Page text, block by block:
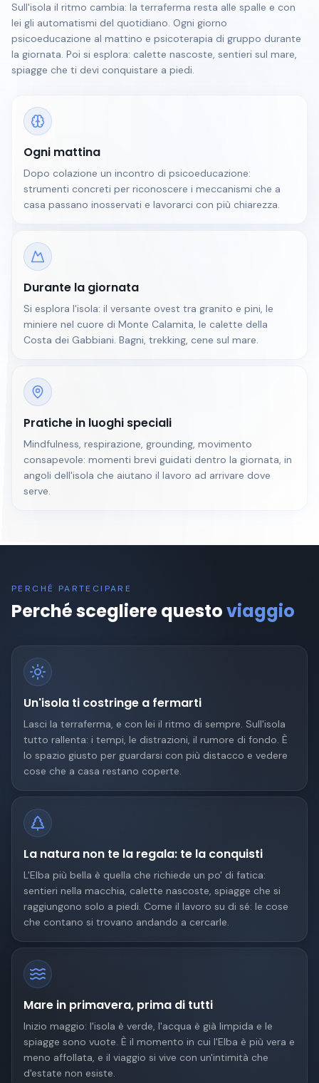
Sull'isola il ritmo cambia: la terraferma resta alle spalle e con
lei gli automatismi del quotidiano. Ogni giorno
psicoeducazione al mattino e psicoterapia di gruppo durante
la giornata. Poi si esplora: calette nascoste, sentieri sul mare,
spiagge che ti devi conquistare a piedi.
Ogni mattina
Dopo colazione un incontro di psicoeducazione:
strumenti concreti per riconoscere i meccanismi che a
casa passano inosservati e lavorarci con più chiarezza.
Durante la giornata
Si esplora l'isola: il versante ovest tra granito e pini, le
miniere nel cuore di Monte Calamita, le calette della
Costa dei Gabbiani. Bagni, trekking, cene sul mare.
Pratiche in luoghi speciali
Mindfulness, respirazione, grounding, movimento
consapevole: momenti brevi guidati dentro la giornata, in
angoli dell'isola che aiutano il lavoro ad arrivare dove
serve.
PERCHÉ PARTECIPARE
Perché scegliere questoviaggio
Un'isola ti costringe a fermarti
Lasci la terraferma, e con lei il ritmo di sempre. Sull'isola
tutto rallenta: i tempi, le distrazioni, il rumore di fondo. È
lo spazio giusto per guardarsi con più distacco e vedere
cose che a casa restano coperte.
La natura non te la regala: te la conquisti
L'Elba più bella è quella che richiede un po' di fatica:
sentieri nella macchia, calette nascoste, spiagge che si
raggiungono solo a piedi. Come il lavoro su di sé: le cose
che contano si trovano andando a cercarle.
Mare in primavera, prima di tutti
Inizio maggio: l'isola è verde, l'acqua è già limpida e le
spiagge sono vuote. È il momento in cui l'Elba è più vera e
meno affollata, e il viaggio si vive con un'intimità che
d'estate non esiste.